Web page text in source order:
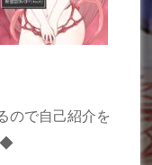
ので自己紹介を
◆